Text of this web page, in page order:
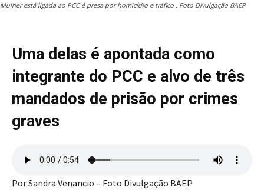
Mulher está ligada ao PCC é presa por homicídio e tráfico . Foto Divulgação BAEP
Uma delas é apontada como
integrante do PCC e alvo de três
mandados de prisão por crimes
graves
Por Sandra Venancio – Foto Divulgação BAEP